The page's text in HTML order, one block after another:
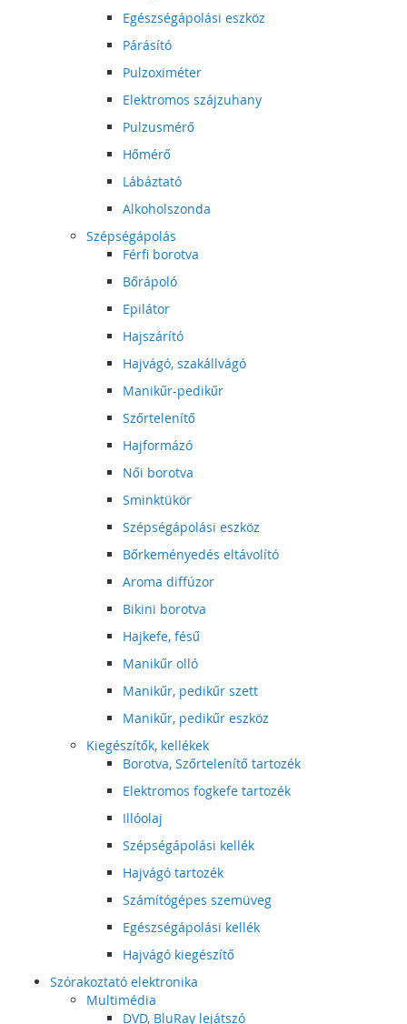
Egészségápolási eszköz
Párásító
Pulzoximéter
Elektromos szájzuhany
Pulzusmérő
Hőmérő
Lábáztató
Alkoholszonda
Szépségápolás
Férfi borotva
Bőrápoló
Epilátor
Hajszárító
Hajvágó, szakállvágó
Manikűr-pedikűr
Szőrtelenítő
Hajformázó
Női borotva
Sminktükör
Szépségápolási eszköz
Bőrkeményedés eltávolító
Aroma diffúzor
Bikini borotva
Hajkefe, fésű
Manikűr olló
Manikűr, pedikűr szett
Manikűr, pedikűr eszköz
Kiegészítők, kellékek
Borotva, Szőrtelenítő tartozék
Elektromos fogkefe tartozék
Illóolaj
Szépségápolási kellék
Hajvágó tartozék
Számítógépes szemüveg
Egészségápolási kellék
Hajvágó kiegészítő
Szórakoztató elektronika
Multimédia
DVD, BluRay lejátszó